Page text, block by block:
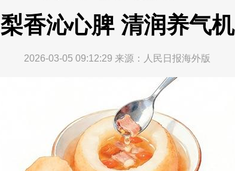
梨香沁心脾 清润养气机
2026-03-05 09:12:29 来源：人民日报海外版